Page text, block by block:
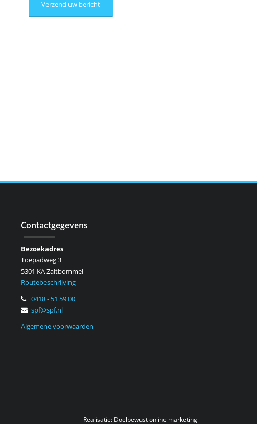
Contactgegevens
Bezoekadres
Toepadweg 3
5301 KA Zaltbommel
Routebeschrijving
0418 - 51 59 00
spf@spf.nl
Algemene voorwaarden
Realisatie: Doelbewust online marketing